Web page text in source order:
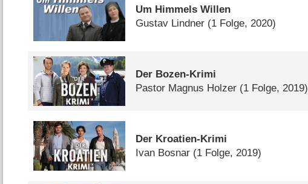
Um Himmels Willen
Gustav Lindner (1 Folge, 2020)
Der Bozen-Krimi
Pastor Magnus Holzer (1 Folge, 2019)
Der Kroatien-Krimi
Ivan Bosnar (1 Folge, 2019)